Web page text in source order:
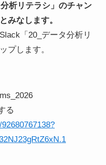
析リテラシ」のチャン
みなします。
「20_データ分析リ
プします。
る